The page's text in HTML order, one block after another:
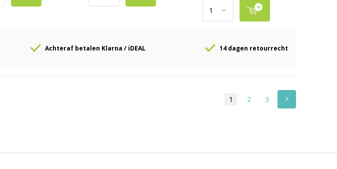
Achteraf betalen Klarna / iDEAL 14 dagen retourrecht
1 2 3